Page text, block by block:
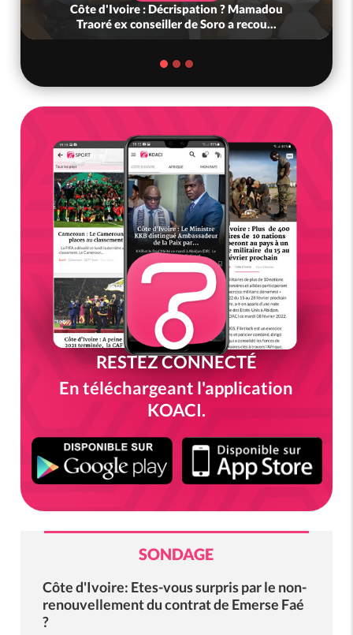
Côte d'Ivoire : Décrispation ? Mamadou
Traoré ex conseiller de Soro a recou...
RESTEZ CONNECTÉ
En téléchargeant l'application
KOACI.
SONDAGE
Côte d'Ivoire: Etes-vous surpris par le non-
renouvellement du contrat de Emerse Faé
?